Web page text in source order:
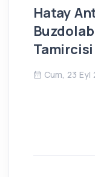
Hatay
Tamircisi
Cum, 23